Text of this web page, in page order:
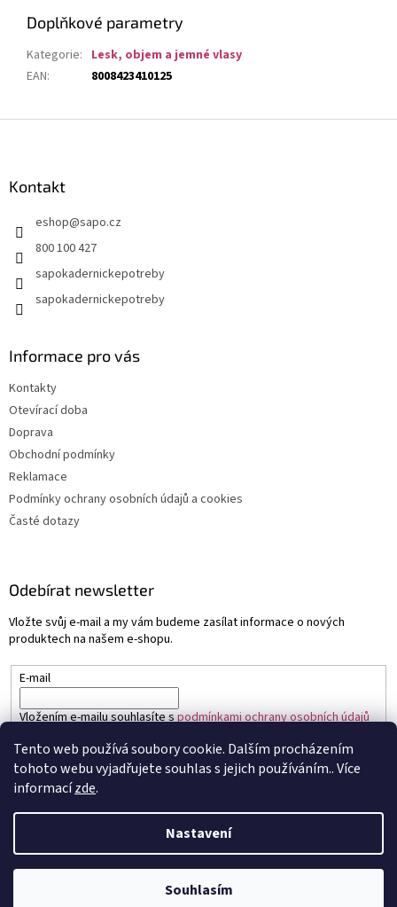
Tento web používá soubory cookie. Dalším procházením
tohoto webu vyjadřujete souhlas s jejich používáním.. Více
informacízde.
Nastavení
Souhlasím
Doplňkové parametry
Kategorie: Lesk, objem a jemné vlasy
EAN: 8008423410125
Kontakt
eshop@sapo.cz
800 100 427
sapokadernickepotreby
sapokadernickepotreby
Informace pro vás
Kontakty
Otevírací doba
Doprava
Obchodní podmínky
Reklamace
Podmínky ochrany osobních údajů a cookies
Časté dotazy
Odebírat newsletter
Vložte svůj e-mail a my vám budeme zasílat informace o nových
produktech na našem e-shopu.
E-mail
Vložením e-mailu souhlasíte spodmínkami ochrany osobních údajů
PŘIHLÁSIT SE
Vytvořil Shoptet
Sapo.cz. Všechna práva vyhrazena.